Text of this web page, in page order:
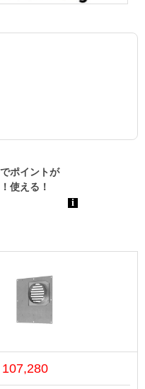
107,280